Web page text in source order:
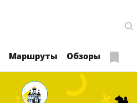
Маршруты Обзоры